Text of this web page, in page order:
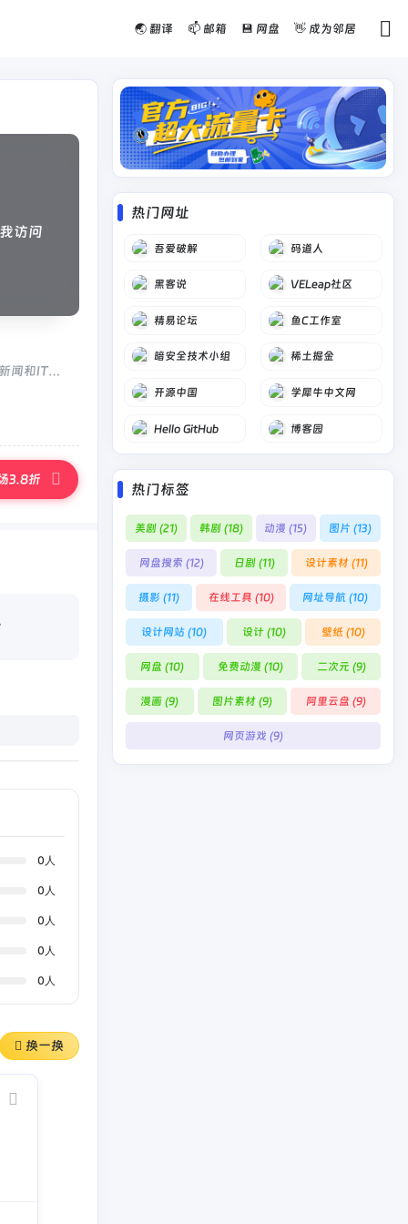
🌏 翻译 📫 邮箱 💾 网盘 👋 成为邻居
访问
闻和IT业
3.8折
0 人
0 人
0 人
0 人
0 人
换一换
热门网址
吾爱破解 码道人
黑客说 VELeap社区
精易论坛 鱼C工作室
暗安全技术小组 稀土掘金
开源中国 学犀牛中文网
Hello GitHub 博客园
热门标签
美剧 (21) 韩剧 (18) 动漫 (15) 图片 (13)
网盘搜索 (12) 日剧 (11) 设计素材 (11)
摄影 (11) 在线工具 (10) 网址导航 (10)
设计网站 (10) 设计 (10) 壁纸 (10)
网盘 (10) 免费动漫 (10) 二次元 (9)
漫画 (9) 图片素材 (9) 阿里云盘 (9)
网页游戏 (9)